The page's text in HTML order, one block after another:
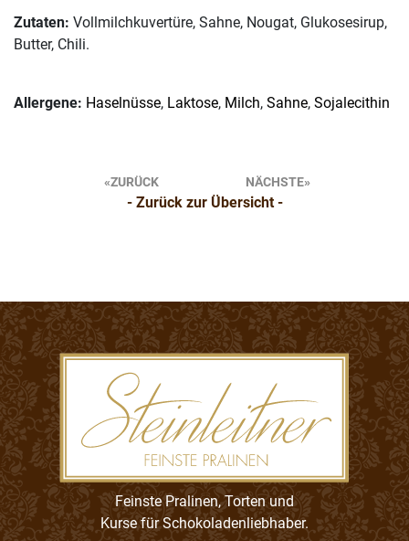
Zutaten: Vollmilchkuvertüre, Sahne, Nougat, Glukosesirup,
Butter, Chili.
Allergene: Haselnüsse, Laktose, Milch, Sahne, Sojalecithin
Beitragsnavigation
ZURÜCK NÄCHSTE
- Zurück zur Übersicht -
Feinste Pralinen, Torten und
Kurse für Schokoladenliebhaber.